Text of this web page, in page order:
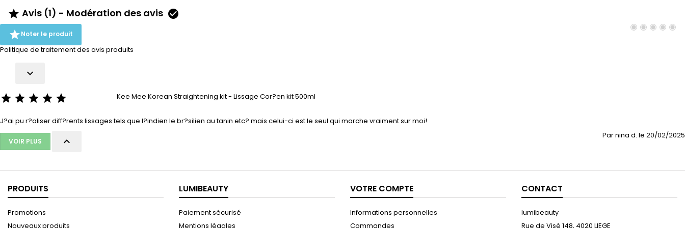
System, enrichi en kératine, extraits
de cacao, huile de noix de coco
et...
 Avis (1) - Modération des avis 
Noter le produit
Politique de traitement des avis produits

     Kee Mee Korean Straightening kit - Lissage Cor?en kit 500ml
J?ai pu r?aliser diff?rents lissages tels que l?indien le br?silien au tanin etc? mais celui-ci est le seul qui marche vraiment sur moi!
Par nina d. le 20/02/2025
VOIR PLUS 
PRODUITS
Promotions
Nouveaux produits
LUMIBEAUTY
Paiement sécurisé
Mentions légales
VOTRE COMPTE
Informations personnelles
Commandes
CONTACT
lumibeauty
Rue de Visé 148, 4020 LIEGE